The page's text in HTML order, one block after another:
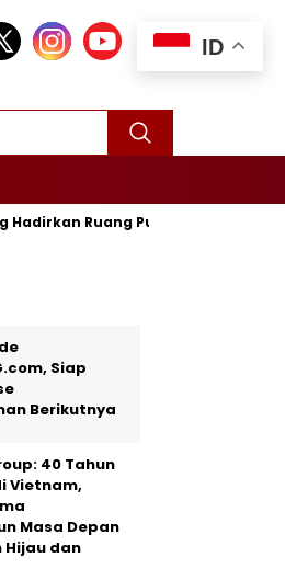
Ruang Publik Bersama melalui
Siap
Berikutnya
40 Tahun
Vietnam,
Masa Depan
Hijau dan
ID